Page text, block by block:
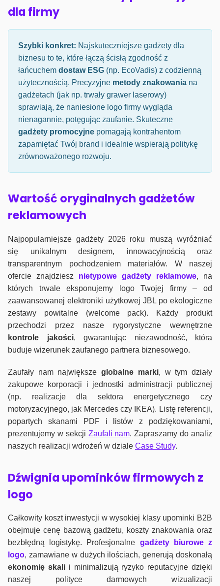
dla firmy
Szybki konkret: Najskuteczniejsze gadżety dla
biznesu to te, które łączą ścisłą zgodność z
łańcuchem dostaw ESG (np. EcoVadis) z codzienną
użytecznością. Precyzyjne metody znakowania na
gadżetach (jak np. trwały grawer laserowy)
sprawiają, że naniesione logo firmy wygląda
nienagannie, potęgując zaufanie. Skuteczne
gadżety promocyjne pomagają kontrahentom
zapamiętać Twój brand i idealnie wspierają politykę
zrównoważonego rozwoju.
Wartość oryginalnych gadżetów
reklamowych
Najpopularniejsze gadżety 2026 roku muszą wyróżniać
się unikalnym designem, innowacyjnością oraz
transparentnym pochodzeniem materiałów. W naszej
ofercie znajdziesz nietypowe gadżety reklamowe, na
których trwale eksponujemy logo Twojej firmy – od
zaawansowanej elektroniki użytkowej JBL po ekologiczne
zestawy powitalne (welcome pack). Każdy produkt
przechodzi przez nasze rygorystyczne wewnętrzne
kontrole jakości, gwarantując niezawodność, która
buduje wizerunek zaufanego partnera biznesowego.
Zaufały nam największeglobalne marki, w tym działy
zakupowe korporacji i jednostki administracji publicznej
(np. realizacje dla sektora energetycznego czy
motoryzacyjnego, jak Mercedes czy IKEA). Listę referencji,
popartych skanami PDF i listów z podziękowaniami,
prezentujemy w sekcji Zaufali nam. Zapraszamy do analiz
naszych realizacji wdrożeń w dziale Case Study.
Dźwignia upominków firmowych z
logo
Całkowity koszt inwestycji w wysokiej klasy upominki B2B
obejmuje cenę bazową gadżetu, koszty znakowania oraz
bezbłędną logistykę. Profesjonalne gadżety biurowe z
logo, zamawiane w dużych ilościach, generują doskonałą
ekonomię skalii minimalizują ryzyko reputacyjne dzięki
naszej polityce darmowych wizualizacji